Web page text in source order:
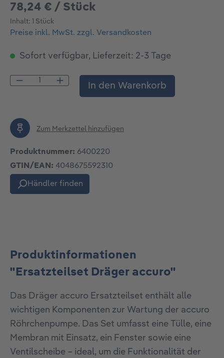
78,24 € / Stück
Inhalt: 1 Stück
Preise inkl. MwSt. zzgl. Versandkosten
Sofort verfügbar, Lieferzeit: 2-3 Tage
Produkt Anzahl: Gib den gewünschten
In den Warenkorb
Zum Merkzettel hinzufügen
Produktnummer: 6400220
GTIN/EAN: 4048675592310
Händler finden
Produktinformationen
"Ersatzteilset Dräger accuro"
Das Dräger accuro Ersatzteilset enthält alle
wichtigen Komponenten zur Wartung der accuro
Röhrchenpumpe. Das Set umfasst eine Tülle, eine
Membran mit Einsatz, ein Fenster sowie eine
Ventilscheibe – ideal, um die Funktionalität der